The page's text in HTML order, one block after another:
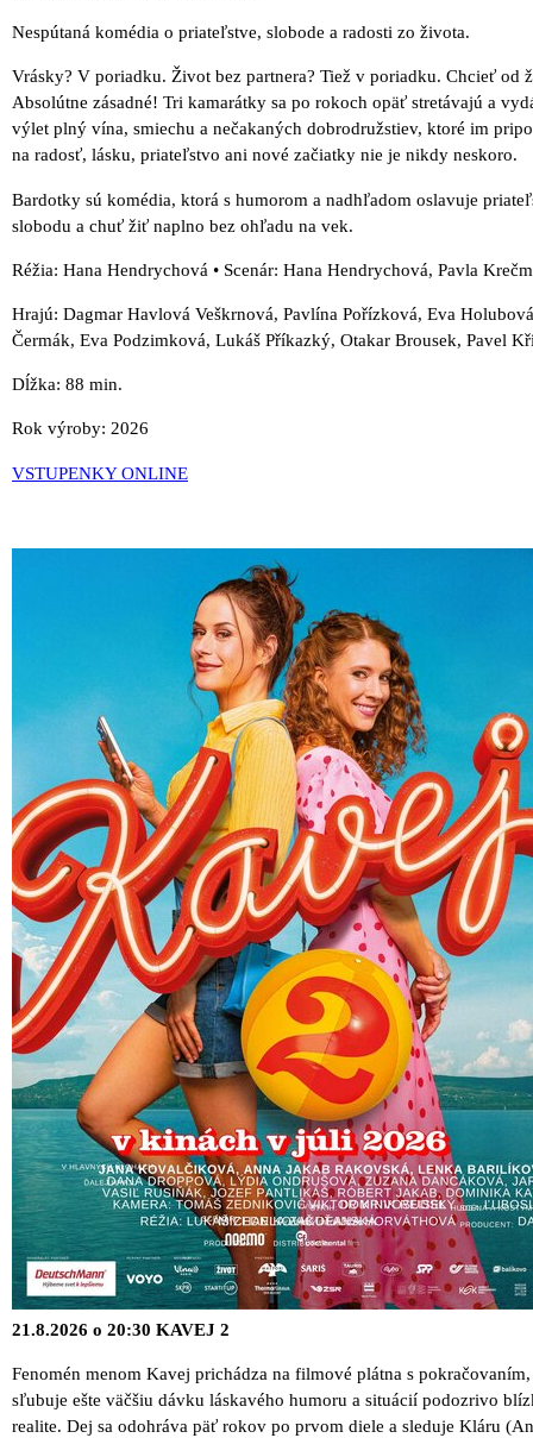
Nespútaná komédia o priateľstve, slobode a radosti zo života.
Vrásky? V poriadku. Život bez partnera? Tiež v poriadku. Chcieť od
Absolútne zásadné! Tri kamarátky sa po rokoch opäť stretávajú a
výlet plný vína, smiechu a nečakaných dobrodružstiev, ktoré im
na radosť, lásku, priateľstvo ani nové začiatky nie je nikdy neskoro.
Bardotky sú komédia, ktorá s humorom a nadhľadom oslavuje
slobodu a chuť žiť naplno bez ohľadu na vek.
Réžia: Hana Hendrychová • Scenár: Hana Hendrychová, Pavla
Hrajú: Dagmar Havlová Veškrnová, Pavlína Pořízková, Eva
Čermák, Eva Podzimková, Lukáš Příkazký, Otakar Brousek, Pavel
Dĺžka: 88 min.
Rok výroby: 2026
VSTUPENKY ONLINE
21.8.2026 o 20:30 KAVEJ 2
Fenomén menom Kavej prichádza na filmové plátna s
sľubuje ešte väčšiu dávku láskavého humoru a situácií podozrivo
realite. Dej sa odohráva päť rokov po prvom diele a sleduje Kláru